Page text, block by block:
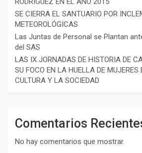
SE CIERRA EL SANTUARIO POR
METEOROLÓGICAS
Las Juntas de Personal se Plantan
del SAS
LAS IX JORNADAS DE HISTORIA DE
SU FOCO EN LA HUELLA DE MUJERES
CULTURA Y LA SOCIEDAD
Comentarios
No hay comentarios que mostrar.